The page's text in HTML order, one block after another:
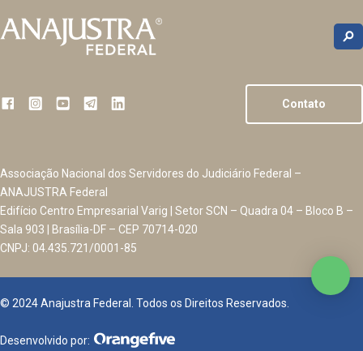
Contato
Associação Nacional dos Servidores do Judiciário Federal –
ANAJUSTRA Federal
Edifício Centro Empresarial Varig | Setor SCN – Quadra 04 – Bloco B –
Sala 903 | Brasília-DF – CEP 70714-020
CNPJ: 04.435.721/0001-85
© 2024 Anajustra Federal. Todos os Direitos Reservados.
Desenvolvido por: